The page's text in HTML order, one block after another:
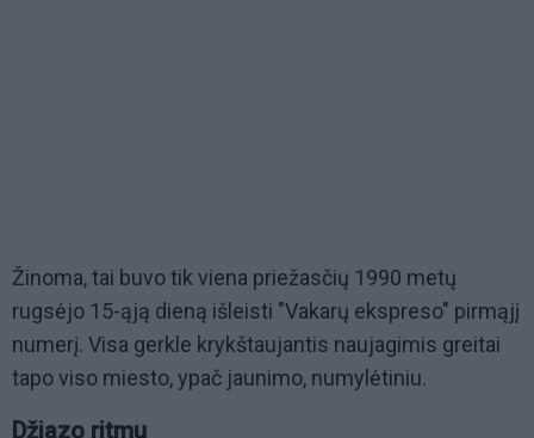
Žinoma, tai buvo tik viena priežasčių 1990 metų
rugsėjo 15-ąją dieną išleisti "Vakarų ekspreso" pirmąjį
numerį. Visa gerkle krykštaujantis naujagimis greitai
tapo viso miesto, ypač jaunimo, numylėtiniu.
Džiazo ritmu